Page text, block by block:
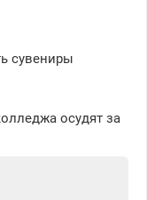
сувениры
осудят за